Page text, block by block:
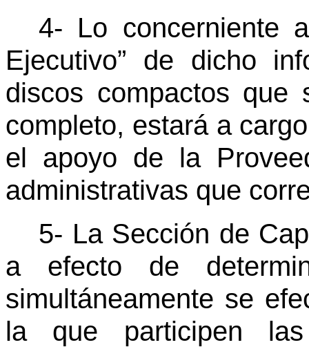
4- Lo concerniente
Ejecutivo” de dicho
discos compactos que
completo, estará a
el apoyo de la
administrativas que
5- La Sección de
a efecto de
simultáneamente se
la que participen